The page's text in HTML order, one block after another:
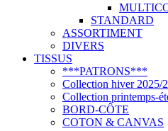
STANDARD
ASSORTIMENT
DIVERS
TISSUS
***PATRONS***
Collection hiver 2025/
Collection printemps-
BORD-CÔTE
COTON & CANVAS